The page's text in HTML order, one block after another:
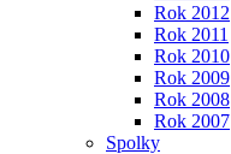
Rok 2012
Rok 2011
Rok 2010
Rok 2009
Rok 2008
Rok 2007
Spolky